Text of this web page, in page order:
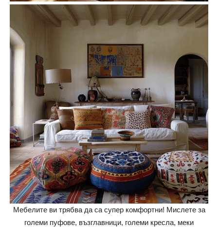
Мебелите ви трябва да са супер комфортни! Мислете за
големи пуфове, възглавници, големи кресла, меки